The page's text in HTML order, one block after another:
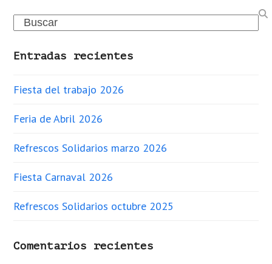
Search
Entradas recientes
Fiesta del trabajo 2026
Feria de Abril 2026
Refrescos Solidarios marzo 2026
Fiesta Carnaval 2026
Refrescos Solidarios octubre 2025
Comentarios recientes